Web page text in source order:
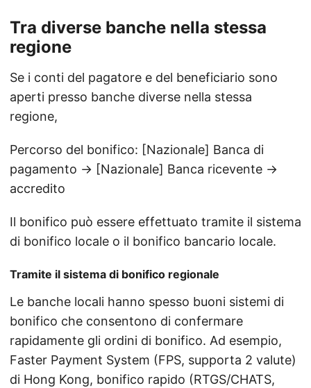
Tra diverse banche nella stessa
regione
Se i conti del pagatore e del beneficiario sono
aperti presso banche diverse nella stessa
regione,
Percorso del bonifico: [Nazionale] Banca di
pagamento → [Nazionale] Banca ricevente →
accredito
Il bonifico può essere effettuato tramite il sistema
di bonifico locale o il bonifico bancario locale.
Tramite il sistema di bonifico regionale
Le banche locali hanno spesso buoni sistemi di
bonifico che consentono di confermare
rapidamente gli ordini di bonifico. Ad esempio,
Faster Payment System (FPS, supporta 2 valute)
di Hong Kong, bonifico rapido (RTGS/CHATS,